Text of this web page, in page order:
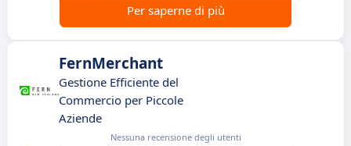
Per saperne di più
FernMerchant
Gestione Efficiente del
Commercio per Piccole
Aziende
Nessuna recensione degli utenti